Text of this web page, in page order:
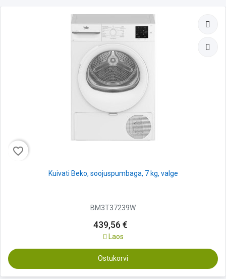
favorite_border
Kuivati Beko, soojuspumbaga, 7 kg, valge
BM3T37239W
439,56 €
Laos
Ostukorvi